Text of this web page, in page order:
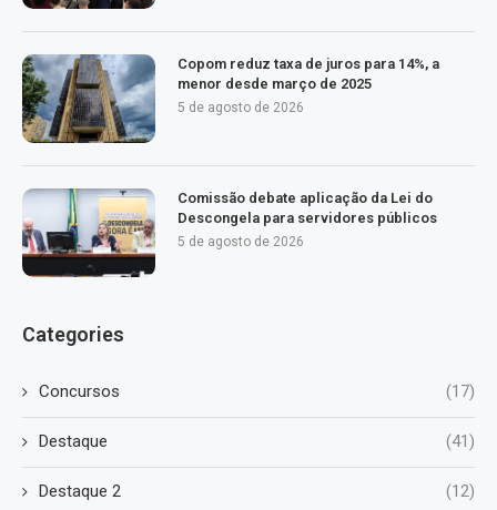
Copom reduz taxa de juros para 14%, a
menor desde março de 2025
5 de agosto de 2026
Comissão debate aplicação da Lei do
Descongela para servidores públicos
5 de agosto de 2026
Categories
Concursos (17)
Destaque (41)
Destaque 2 (12)